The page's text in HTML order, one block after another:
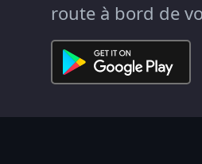
route à bord de